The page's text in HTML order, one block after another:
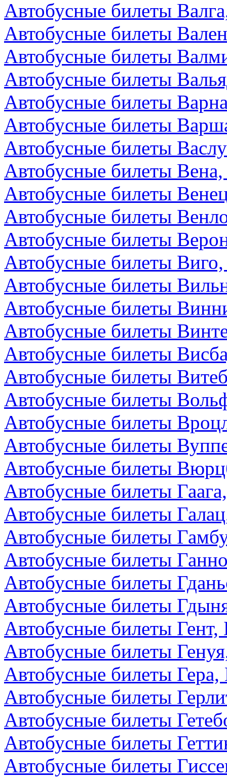
Автобусные билеты
Автобусные билеты
Автобусные билеты
Автобусные билеты
Автобусные билеты
Автобусные билеты
Автобусные билеты
Автобусные билеты
Автобусные билеты
Автобусные билеты
Автобусные билеты
Автобусные билеты
Автобусные билеты
Автобусные билеты
Автобусные билеты
Автобусные билеты
Автобусные билеты
Автобусные билеты
Автобусные билеты
Автобусные билеты
Автобусные билеты
Автобусные билеты
Автобусные билеты
Автобусные билеты
Автобусные билеты
Автобусные билеты
Автобусные билеты
Автобусные билеты Гент,
Автобусные билеты
Автобусные билеты Гера,
Автобусные билеты
Автобусные билеты
Автобусные билеты
Автобусные билеты